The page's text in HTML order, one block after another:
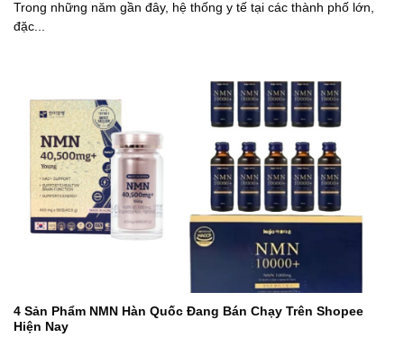
Trong những năm gần đây, hệ thống y tế tại các thành phố lớn,
đặc...
4 Sản Phẩm NMN Hàn Quốc Đang Bán Chạy Trên Shopee
Hiện Nay